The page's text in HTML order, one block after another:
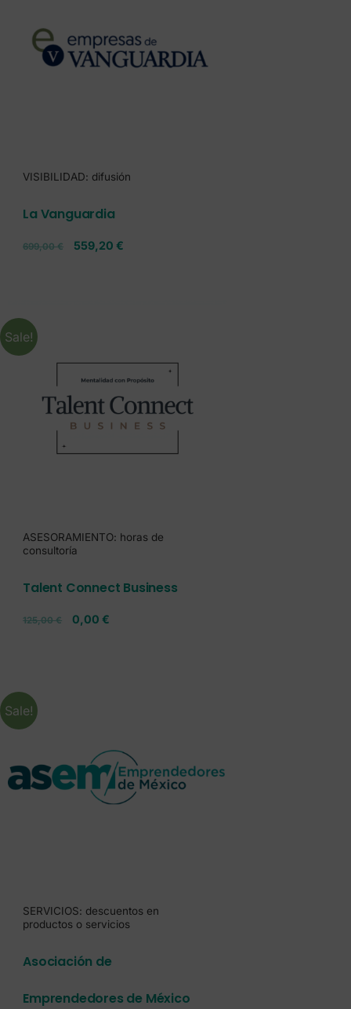
VISIBILIDAD: difusión
La Vanguardia
699,00€ 559,20 €
Sale!
ASESORAMIENTO: horas de
consultoría
Talent Connect Business
125,00€ 0,00 €
Sale!
SERVICIOS: descuentos en
productos o servicios
Asociación de
Emprendedores de México